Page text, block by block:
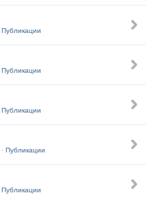
Публикации
Публикации
Публикации
· Публикации
Публикации